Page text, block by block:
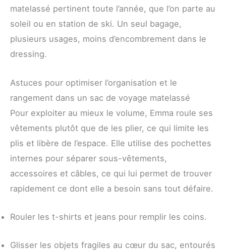
matelassé pertinent toute l’année, que l’on parte au
soleil ou en station de ski. Un seul bagage,
plusieurs usages, moins d’encombrement dans le
dressing.
Astuces pour optimiser l’organisation et le
rangement dans un sac de voyage matelassé
Pour exploiter au mieux le volume, Emma roule ses
vêtements plutôt que de les plier, ce qui limite les
plis et libère de l’espace. Elle utilise des pochettes
internes pour séparer sous-vêtements,
accessoires et câbles, ce qui lui permet de trouver
rapidement ce dont elle a besoin sans tout défaire.
Rouler les t-shirts et jeans pour remplir les coins.
Glisser les objets fragiles au cœur du sac, entourés